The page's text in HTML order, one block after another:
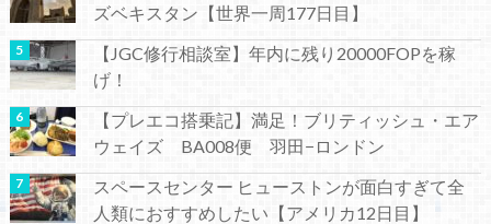
ズベキスタン【世界一周177日目】
【JGC修行相談室】年内に残り20000FOPを稼
げ！
【プレエコ搭乗記】満足！ブリティッシュ・エア
ウェイズ BA008便 羽田−ロンドン
スペースセンター ヒューストンが面白すぎて全
人類におすすめしたい【アメリカ12日目】